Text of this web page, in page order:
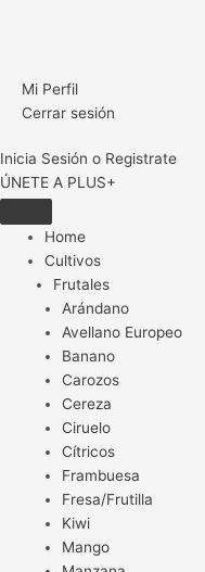
Mi Perfil
Cerrar sesión
Inicia Sesión o Registrate
ÚNETE A PLUS+
Home
Cultivos
Frutales
Arándano
Avellano Europeo
Banano
Carozos
Cereza
Ciruelo
Cítricos
Frambuesa
Fresa/Frutilla
Kiwi
Mango